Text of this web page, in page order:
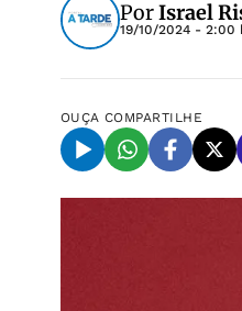
PorIsrael
19/10/2024 - 2:00
OUÇA COMPARTILHE